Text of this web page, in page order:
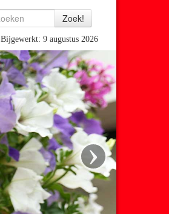
Bijgewerkt: 9 augustus 2026
›